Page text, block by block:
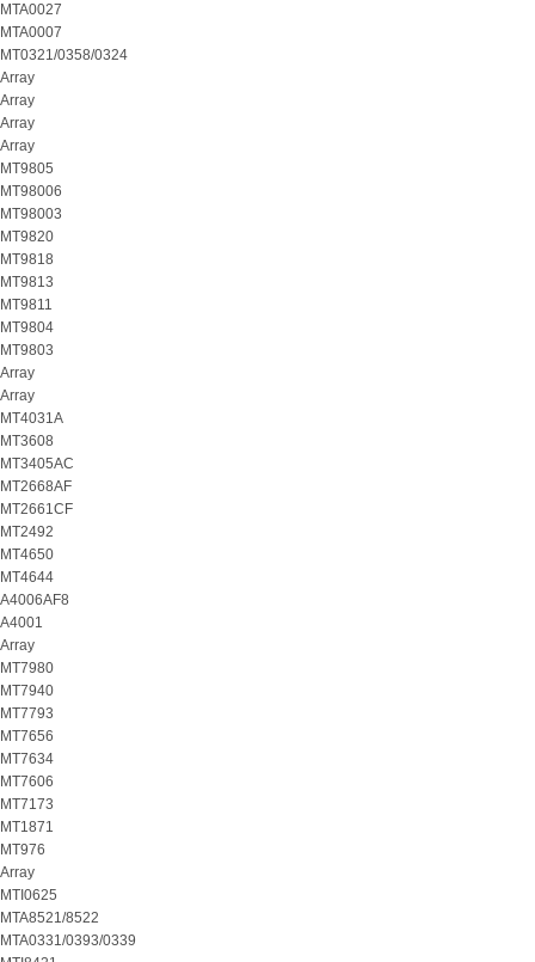
MTA0027
MTA0007
MT0321/0358/0324
Array
Array
Array
Array
MT9805
MT98006
MT98003
MT9820
MT9818
MT9813
MT9811
MT9804
MT9803
Array
Array
MT4031A
MT3608
MT3405AC
MT2668AF
MT2661CF
MT2492
MT4650
MT4644
A4006AF8
A4001
Array
MT7980
MT7940
MT7793
MT7656
MT7634
MT7606
MT7173
MT1871
MT976
Array
MTI0625
MTA8521/8522
MTA0331/0393/0339